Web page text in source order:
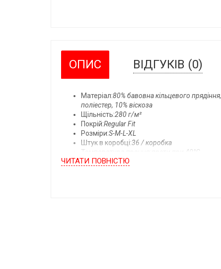
ОПИС ВІДГУКІВ (0)
Матеріал:80% бавовна кільцевого
поліестер, 10% віскоза
Щільність:280 г/м²
Покрій:Regular Fit
Розміри:S-M-L-XL
Штук в коробці:36 / коробка
Температура прання:
прати при 40°C
Детальний опис:
ЧИТАТИ ПОВНIСТЮ